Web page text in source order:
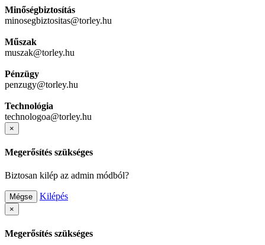
Minőségbiztosítás
minosegbiztositas@torley.hu
Műszak
muszak@torley.hu
Pénzügy
penzugy@torley.hu
Technológia
technologoa@torley.hu
×
Megerősítés szükséges
Biztosan kilép az admin módból?
Mégse Kilépés
×
Megerősítés szükséges